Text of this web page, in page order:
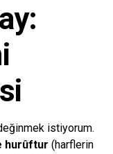
istiyorum.
hurûftur (harflerin